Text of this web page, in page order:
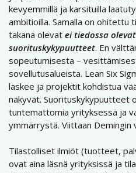
kevyemmillä ja karsituilla
ambitioilla. Samalla on ohitettu
takana olevat ei tiedossa olevat
suorituskykypuutteet. En
sopeutumisesta –
sovellutusalueista. Lean Six
laskee ja projektit kohdistua
näkyvät. Suorituskykypuutteet
tuntemattomia yrityksessä ja
ymmärrystä. Viittaan Demingin
Tilastolliset ilmiöt (tuotteet,
ovat aina läsnä yrityksissä ja